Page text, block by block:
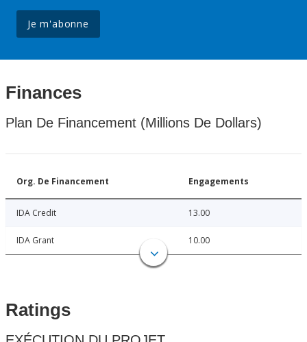
Je m'abonne
Finances
Plan De Financement (Millions De Dollars)
Org. De Financement Engagements
IDA Credit 13.00
IDA Grant 10.00
Ratings